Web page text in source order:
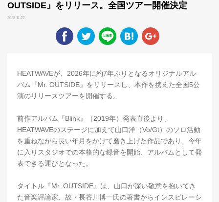
OUTSIDE』をリリース。全国ツアー開催決定
2025.11.22
HEATWAVEが、2026年に約7年ぶりとなるオリジナルアル
バム『Mr. OUTSIDE』をリリースし、本作を携えた全国5公
演のリリースツアーを開催する。
前作アルバム『Blink』（2019年）発表直後より、
HEATWAVEのステージに加えて山口洋（Vo/Gt）のソロ活動
を重ねながら長い年月をかけて磨き上げた作品であり、今年
に入りスタジオでの本格的な録音を開始、アルバムとして発
表できる運びとなった。
タイトル『Mr. OUTSIDE』は、山口が深い敬意を抱いてき
た音楽評論家、故・長谷川博一氏の著書からインスピレーシ